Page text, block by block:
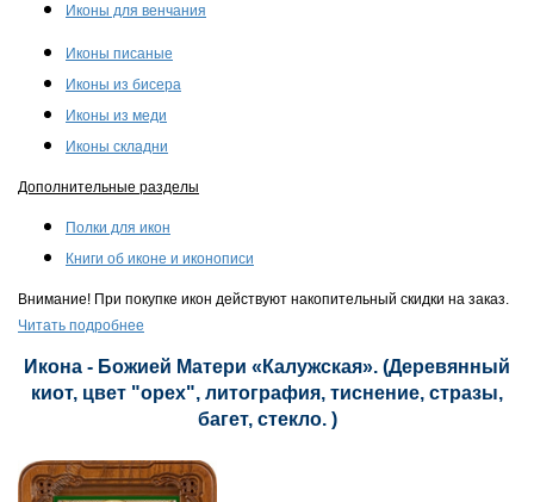
Иконы для венчания
Иконы писаные
Иконы из бисера
Иконы из меди
Иконы складни
Дополнительные разделы
Полки для икон
Книги об иконе и иконописи
Внимание! При покупке икон действуют накопительный скидки на заказ.
Читать подробнее
Икона - Божией Матери «Калужская». (Деревянный
киот, цвет "орех", литография, тиснение, стразы,
багет, стекло. )